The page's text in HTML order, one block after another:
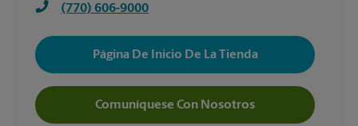
(770) 606-9000
Página De Inicio De La Tienda
Comuníquese Con Nosotros